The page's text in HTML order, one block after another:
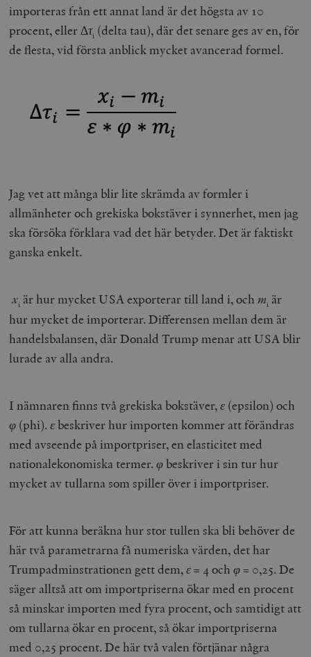
importeras från ett annat land är det högsta av 10
procent, eller∆τi (delta tau), där det senare ges av en, för
de flesta, vid första anblick mycket avancerad formel.
Jag vet att många blir lite skrämda av formler i
allmänheter och grekiska bokstäver i synnerhet, men jag
ska försöka förklara vad det här betyder. Det är faktiskt
ganska enkelt.
xi är hur mycket USA exporterar till land i, ochmi är
hur mycket de importerar. Differensen mellan dem är
handelsbalansen, där Donald Trump menar att USA blir
lurade av alla andra.
I nämnaren finns två grekiska bokstäver,ε (epsilon) och
φ (phi).ε beskriver hur importen kommer att förändras
med avseende på importpriser, en elasticitet med
nationalekonomiska termer.φ beskriver i sin tur hur
mycket av tullarna som spiller över i importpriser.
För att kunna beräkna hur stor tullen ska bli behöver de
här två parametrarna få numeriska värden, det har
Trumpadminstrationen gett dem,ε= 4 ochφ= 0,25. De
säger alltså att om importpriserna ökar med en procent
så minskar importen med fyra procent, och samtidigt att
om tullarna ökar en procent, så ökar importpriserna
med 0,25 procent. De här två valen förtjänar några